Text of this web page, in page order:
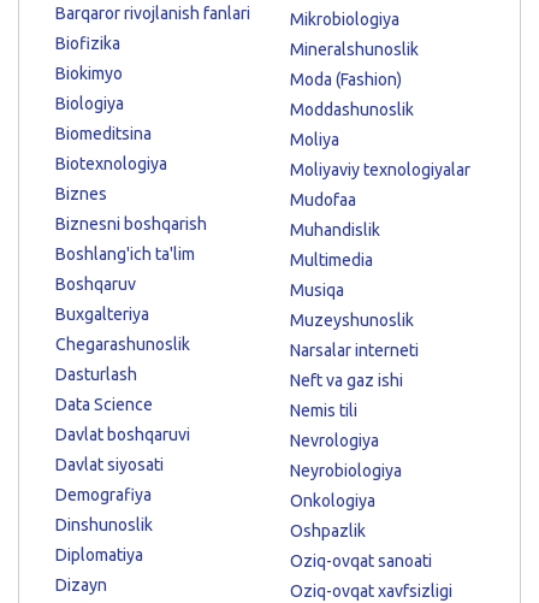
Barqaror rivojlanish fanlari
Biofizika
Biokimyo
Biologiya
Biomeditsina
Biotexnologiya
Biznes
Biznesni boshqarish
Boshlang'ich ta'lim
Boshqaruv
Buxgalteriya
Chegarashunoslik
Dasturlash
Data Science
Davlat boshqaruvi
Davlat siyosati
Demografiya
Dinshunoslik
Diplomatiya
Dizayn
Mikrobiologiya
Mineralshunoslik
Moda (Fashion)
Moddashunoslik
Moliya
Moliyaviy texnologiyalar
Mudofaa
Muhandislik
Multimedia
Musiqa
Muzeyshunoslik
Narsalar interneti
Neft va gaz ishi
Nemis tili
Nevrologiya
Neyrobiologiya
Onkologiya
Oshpazlik
Oziq-ovqat sanoati
Oziq-ovqat xavfsizligi